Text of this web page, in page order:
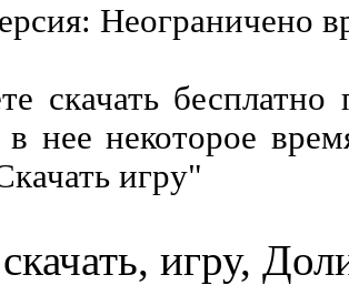
Неограничено
скачать
в нее некоторое
игру"
игру,